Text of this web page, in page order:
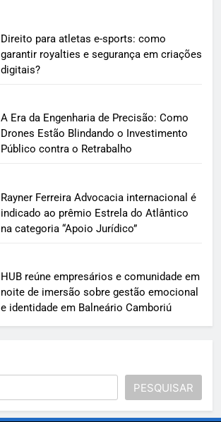
Direito para atletas e-sports: como
garantir royalties e segurança em criações
digitais?
A Era da Engenharia de Precisão: Como
Drones Estão Blindando o Investimento
Público contra o Retrabalho
Rayner Ferreira Advocacia internacional é
indicado ao prêmio Estrela do Atlântico
na categoria “Apoio Jurídico”
HUB reúne empresários e comunidade em
noite de imersão sobre gestão emocional
e identidade em Balneário Camboriú
PESQUISAR